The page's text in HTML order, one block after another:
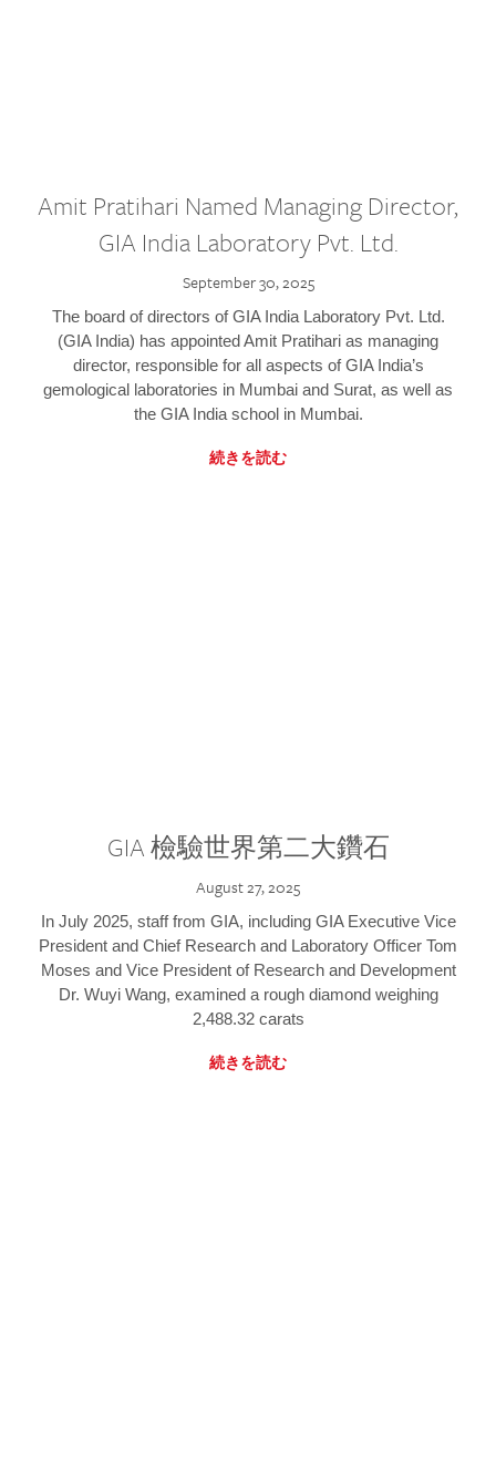
Amit Pratihari Named Managing Director,
GIA India Laboratory Pvt. Ltd.
September 30, 2025
The board of directors of GIA India Laboratory Pvt. Ltd.
(GIA India) has appointed Amit Pratihari as managing
director, responsible for all aspects of GIA India’s
gemological laboratories in Mumbai and Surat, as well as
the GIA India school in Mumbai.
続きを読む
GIA 檢驗世界第二大鑽石
August 27, 2025
In July 2025, staff from GIA, including GIA Executive Vice
President and Chief Research and Laboratory Officer Tom
Moses and Vice President of Research and Development
Dr. Wuyi Wang, examined a rough diamond weighing
2,488.32 carats
続きを読む